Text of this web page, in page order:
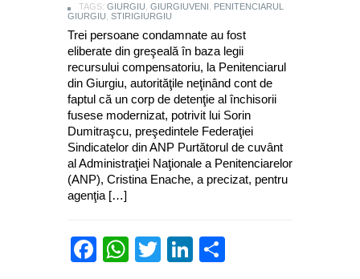
TAGS: GIURGIU GIURGIUVENI
PENITENCIARUL
GIURGIU STIRIGIURGIU
Trei persoane condamnate au fost
eliberate din greşeală în baza legii
recursului compensatoriu, la Penitenciarul
din Giurgiu, autorităţile neţinând cont de
faptul că un corp de detenţie al închisorii
fusese modernizat, potrivit lui Sorin
Dumitraşcu, preşedintele Federaţiei
Sindicatelor din ANP Purtătorul de cuvânt
al Administraţiei Naţionale a Penitenciarelor
(ANP), Cristina Enache, a precizat, pentru
agenţia […]
Facebook
WhatsApp
TwitterLinkedIn